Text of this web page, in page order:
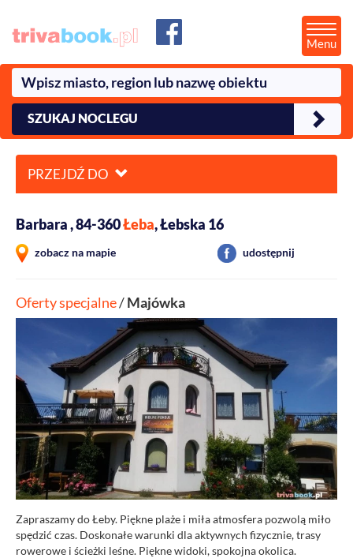
Menu
SZUKAJ NOCLEGU
PRZEJDŹ DO
Barbara , 84-360Łeba, Łebska 16
zobacz na mapie udostępnij
Oferty specjalne/Majówka
Zapraszamy do Łeby. Piękne plaże i miła atmosfera pozwolą miło
spędzić czas. Doskonałe warunki dla aktywnych fizycznie, trasy
rowerowe i ścieżki leśne. Piękne widoki, spokojna okolica.